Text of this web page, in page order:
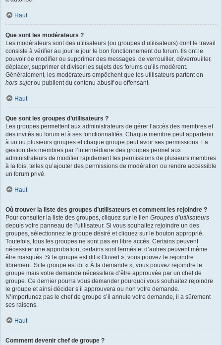
Haut
Que sont les modérateurs ?
Les modérateurs sont des utilisateurs (ou groupes d’utilisateurs) dont le travail
consiste à vérifier au jour le jour le bon fonctionnement du forum. Ils ont le
pouvoir de modifier ou supprimer des messages, de verrouiller, déverrouiller,
déplacer, supprimer et diviser les sujets des forums qu’ils modèrent.
Généralement, les modérateurs empêchent que les utilisateurs partent en
hors-sujetou publient du contenu abusif ou offensant.
Haut
Que sont les groupes d’utilisateurs ?
Les groupes permettent aux administrateurs de gérer l’accès des membres et
des invités au forum et à ses fonctionnalités. Chaque membre peut appartenir
à un ou plusieurs groupes et chaque groupe peut avoir ses permissions. La
gestion des membres par l’intermédiaire des groupes permet aux
administrateurs de modifier rapidement les permissions de plusieurs membres
à la fois, telles qu’ajouter des permissions de modération ou rendre accessible
un forum privé.
Haut
Où trouver la liste des groupes d’utilisateurs et comment les rejoindre ?
Pour consulter la liste des groupes, cliquez sur le lien Groupes d’utilisateurs
depuis votre panneau de l’utilisateur. Si vous souhaitez rejoindre un des
groupes, sélectionnez le groupe désiré et cliquez sur le bouton approprié.
Toutefois, tous les groupes ne sont pas en libre accès. Certains peuvent
nécessiter une approbation, certains sont fermés et d’autres peuvent même
être masqués. Si le groupe est dit « Ouvert », vous pouvez le rejoindre
librement. Si le groupe est dit « À la demande », vous pouvez rejoindre le
groupe mais votre demande nécessitera d’être approuvée par un chef de
groupe. Ce dernier pourra vous demander pourquoi vous souhaitez rejoindre
le groupe et ainsi décider s’il approuvera ou non votre demande.
N’importunez pas le chef de groupe s’il annule votre demande, il a sûrement
ses raisons.
Haut
Comment devenir chef de groupe ?